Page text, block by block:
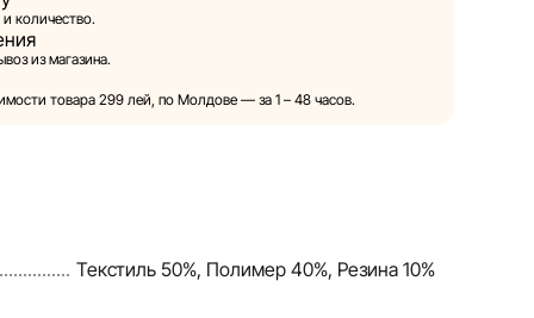
право в одностороннем порядке и без
вносить изменения в описания, характеристики
Изображения, представленные на сайте,
уведомления.
количество.
из магазина.
товара 299 лей, по Молдове — за 1 – 48 часов.
Текстиль 50%, Полимер 40%, Резина 10%